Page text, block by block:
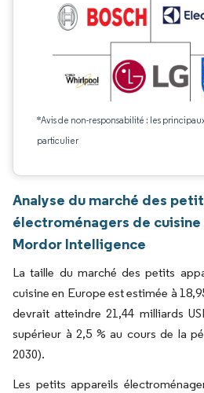
*Avis de non-responsabilité : les
particulier
Analyse du marché des
électroménagers de cuisine
Mordor Intelligence
La taille du marché des petits
cuisine en Europe est estimée à
devrait atteindre 21,44 milliards
supérieur à 2,5 % au cours de la
2030).
Les petits appareils